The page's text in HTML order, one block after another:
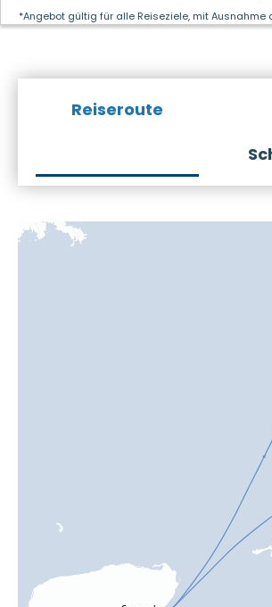
*Angebot gültig für alle Reiseziele, mit
Reiseroute